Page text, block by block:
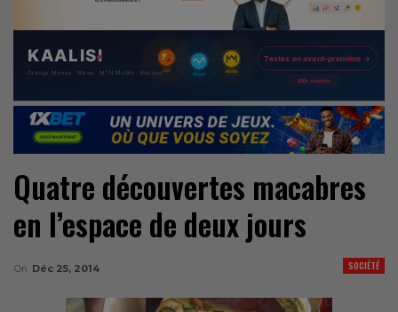
Quatre découvertes macabres
en l’espace de deux jours
SOCIÉTÉ
On Déc 25, 2014